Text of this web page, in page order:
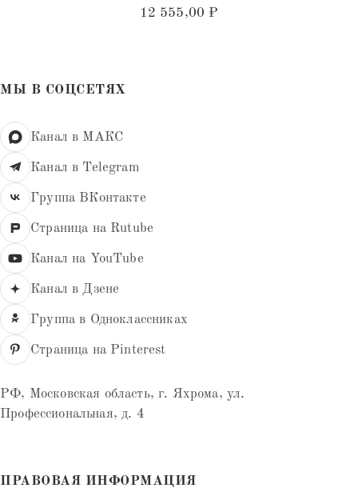
Оценка
4.68
12 555,00 ₽
МЫ В СОЦСЕТЯХ
Канал в МАКС
Канал в Telegram
Группа ВКонтакте
Страница на Rutube
Канал на YouTube
Канал в Дзене
Группа в Одноклассниках
Страница на Pinterest
РФ, Московская область, г. Яхрома, ул.
Профессиональная, д. 4
ПРАВОВАЯ ИНФОРМАЦИЯ